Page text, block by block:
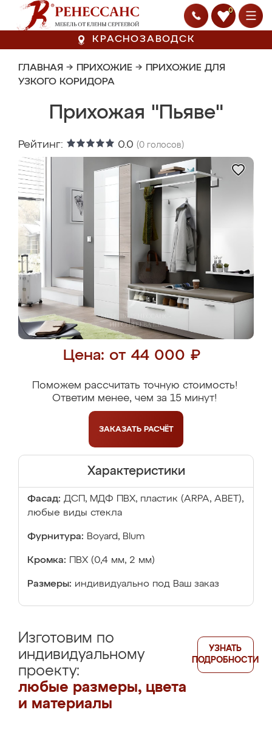
0
КРАСНОЗАВОДСК
ГЛАВНАЯ → ПРИХОЖИЕ → ПРИХОЖИЕ ДЛЯ
УЗКОГО КОРИДОРА
Прихожая "Пьяве"
Рейтинг: 0.0 (0 голосов)
Цена: от 44 000 ₽
Поможем рассчитать точную стоимость!
Ответим менее, чем за 15 минут!
ЗАКАЗАТЬ РАСЧЁТ
Характеристики
Фасад: ДСП, МДФ ПВХ, пластик (ARPA, ABET),
любые виды стекла
Фурнитура: Boyard, Blum
Кромка: ПВХ (0,4 мм, 2 мм)
Размеры: индивидуально под Ваш заказ
Изготовим по
индивидуальному
проекту:
любые размеры, цвета
и материалы
УЗНАТЬ
ПОДРОБНОСТИ